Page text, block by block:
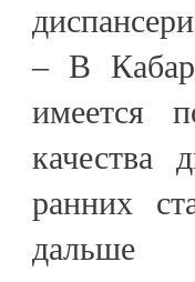
– В
имеется
качества
ранних
дальше